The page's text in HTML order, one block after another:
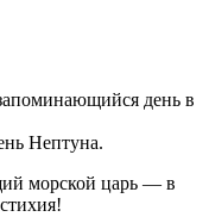
день в
Нептуна.
морской царь — в